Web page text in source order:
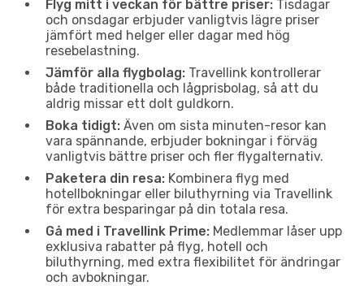
Flyg mitt i veckan för bättre priser: Tisdagar
och onsdagar erbjuder vanligtvis lägre priser
jämfört med helger eller dagar med hög
resebelastning.
Jämför alla flygbolag: Travellink kontrollerar
både traditionella och lågprisbolag, så att du
aldrig missar ett dolt guldkorn.
Boka tidigt: Även om sista minuten-resor kan
vara spännande, erbjuder bokningar i förväg
vanligtvis bättre priser och fler flygalternativ.
Paketera din resa: Kombinera flyg med
hotellbokningar eller biluthyrning via Travellink
för extra besparingar på din totala resa.
Gå med i Travellink Prime: Medlemmar låser upp
exklusiva rabatter på flyg, hotell och
biluthyrning, med extra flexibilitet för ändringar
och avbokningar.